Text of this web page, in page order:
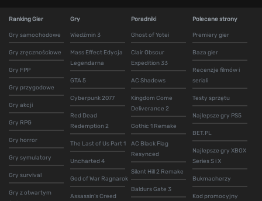
Ranking Gier
Gry samochodowe
Gry zręcznościowe
Gry FPP
Gry przygodowe
Gry akcji
Gry RPG
Gry horror
Gry symulatory
Gry survival
Gry z otwartym
Gry
Wiedźmin 3
Mass Effect Edycja
Legendarna
GTA 5
Cyberpunk 2077
Red Dead
Redemption 2
The Last of Us Part 1
Uncharted 4
God of War Ragnarok
Assassin's Creed
Poradniki
Ghost of Yotei
Clair Obscur
Expedition 33
AC Shadows
Kingdom Come
Deliverance 2
Gothic 1 Remake
AC Black Flag
Resynced
Silent Hill 2 Remake
Baldurs Gate 3
Polecane strony
Premiery gier
Baza gier
Recenzje filmów i
seriali
Testy sprzętu
Najlepsze gry PS5
BET.PL
Najlepsze gry XBOX
Series S i X
Bukmacherzy
Kod promocyjny